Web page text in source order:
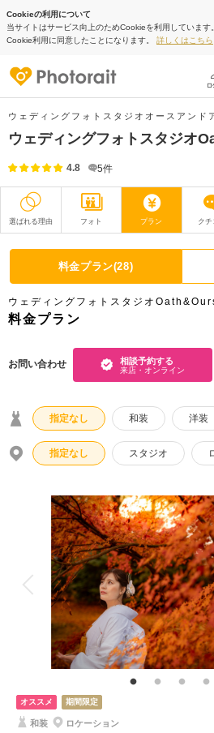
Cookieの利用について
当サイトはサービス向上のためCookieを利用しています
Cookie利用に同意したことになります。 詳しくはこちら
ウェディングフォトスタジオオースアンド
ウェディングフォトスタジオ
4.8 5件
選ばれる理由 フォト プラン クチ
撮影レポート
衣装
オプション
アクセス/TEL
料金プラン(28)
ウェディングフォトスタジオ
料金プラン
お問い合わせ 相談予約する
来店・オンライン
指定なし 和装 洋装
指定なし スタジオ
オススメ 期間限定
和装 ロケーション